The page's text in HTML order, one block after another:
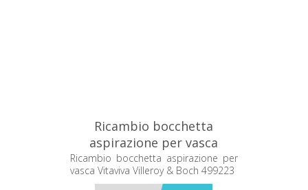
Ricambio bocchetta
aspirazione per vasca
Vitaviva Villeroy & Boch
499223
Ricambio bocchetta aspirazione per
vasca Vitaviva Villeroy & Boch 499223